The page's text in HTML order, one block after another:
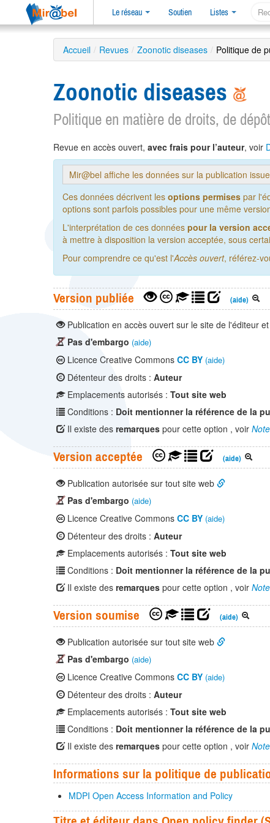
Le réseau Soutien Listes
Accueil / Revues / Zoonotic diseases / Politique de
Zoonotic diseases
Politique en matière de droits, de
Revue en accès ouvert, avec frais pour l’auteur, voir
Mir@bel affiche les données sur la publication
Ces données décrivent les options permises par
options sont parfois possibles pour une même
L'interprétation de ces données pour la version
à mettre à disposition la version acceptée, sous
Pour comprendre ce qu'est l'Accès ouvert, référez-
Version publiée (aide)
Publication en accès ouvert sur le site de l'éditeur
Pas d'embargo (aide)
Licence Creative Commons CC BY (aide)
Détenteur des droits : Auteur
Emplacements autorisés : Tout site web
Conditions : Doit mentionner la référence de la
Il existe des remarques pour cette option , voir
Version acceptée (aide)
Publication autorisée sur tout site web
Pas d'embargo (aide)
Licence Creative Commons CC BY (aide)
Détenteur des droits : Auteur
Emplacements autorisés : Tout site web
Conditions : Doit mentionner la référence de la
Il existe des remarques pour cette option , voir
Version soumise (aide)
Publication autorisée sur tout site web
Pas d'embargo (aide)
Licence Creative Commons CC BY (aide)
Détenteur des droits : Auteur
Emplacements autorisés : Tout site web
Conditions : Doit mentionner la référence de la
Il existe des remarques pour cette option , voir
Informations sur la politique de
MDPI Open Access Information and Policy